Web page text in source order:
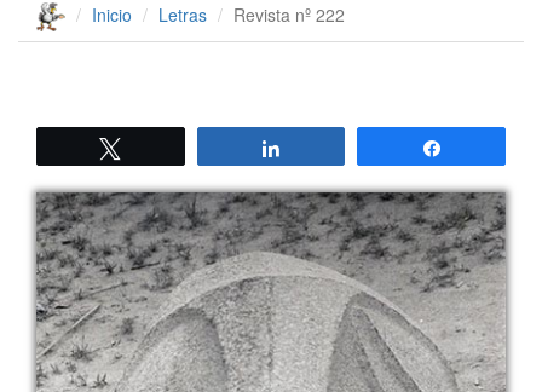
Inicio Letras Revista nº 222